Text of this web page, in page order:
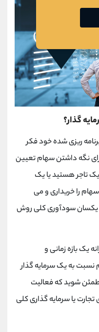
گذار؟
ریزی شده خود فکر
نگه داشتن سهام تعیین
تاجر هستید یا یک
سهام را خریداری و می
یکسان سودآوری کلی روش
یک بازه زمانی و
به یک سرمایه گذار
شوید که فعالیت
یا سرمایه گذاری کلی